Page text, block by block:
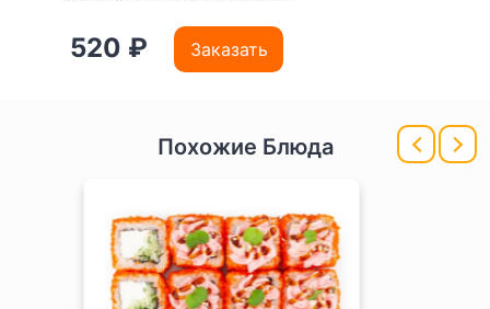
520 ₽ Заказать
Похожие Блюда